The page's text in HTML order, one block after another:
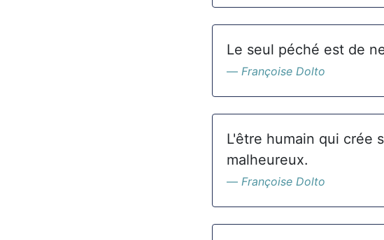
Le seul péché est de
Françoise Dolto
L'être humain qui crée
malheureux.
Françoise Dolto